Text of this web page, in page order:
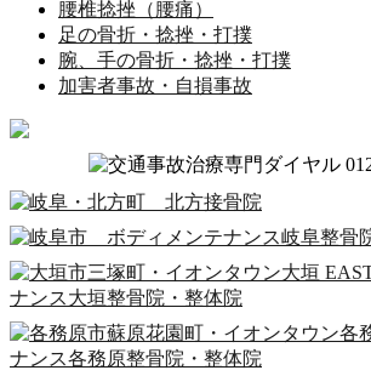
腰椎捻挫（腰痛）
足の骨折・捻挫・打撲
腕、手の骨折・捻挫・打撲
加害者事故・自損事故